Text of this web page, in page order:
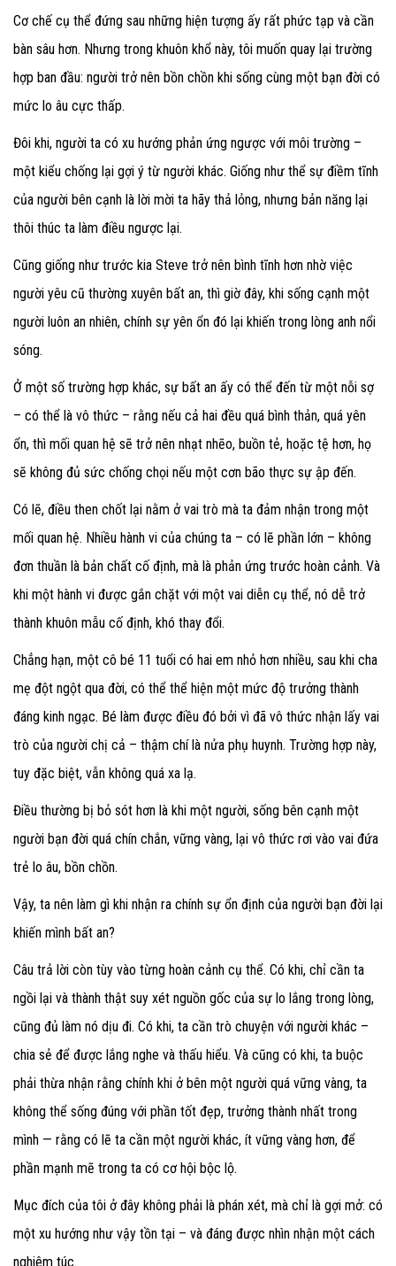
Cơ chế cụ thể đứng sau những hiện tượng ấy rất phức tạp và cần
bàn sâu hơn. Nhưng trong khuôn khổ này, tôi muốn quay lại trường
hợp ban đầu: người trở nên bồn chồn khi sống cùng một bạn đời có
mức lo âu cực thấp.
Đôi khi, người ta có xu hướng phản ứng ngược với môi trường –
một kiểu chống lại gợi ý từ người khác. Giống như thể sự điềm tĩnh
của người bên cạnh là lời mời ta hãy thả lỏng, nhưng bản năng lại
thôi thúc ta làm điều ngược lại.
Cũng giống như trước kia Steve trở nên bình tĩnh hơn nhờ việc
người yêu cũ thường xuyên bất an, thì giờ đây, khi sống cạnh một
người luôn an nhiên, chính sự yên ổn đó lại khiến trong lòng anh nổi
sóng.
Ở một số trường hợp khác, sự bất an ấy có thể đến từ một nỗi sợ
– có thể là vô thức – rằng nếu cả hai đều quá bình thản, quá yên
ổn, thì mối quan hệ sẽ trở nên nhạt nhẽo, buồn tẻ, hoặc tệ hơn, họ
sẽ không đủ sức chống chọi nếu một cơn bão thực sự ập đến.
Có lẽ, điều then chốt lại nằm ở vai trò mà ta đảm nhận trong một
mối quan hệ. Nhiều hành vi của chúng ta – có lẽ phần lớn – không
đơn thuần là bản chất cố định, mà là phản ứng trước hoàn cảnh. Và
khi một hành vi được gắn chặt với một vai diễn cụ thể, nó dễ trở
thành khuôn mẫu cố định, khó thay đổi.
Chẳng hạn, một cô bé 11 tuổi có hai em nhỏ hơn nhiều, sau khi cha
mẹ đột ngột qua đời, có thể thể hiện một mức độ trưởng thành
đáng kinh ngạc. Bé làm được điều đó bởi vì đã vô thức nhận lấy vai
trò của người chị cả – thậm chí là nửa phụ huynh. Trường hợp này,
tuy đặc biệt, vẫn không quá xa lạ.
Điều thường bị bỏ sót hơn là khi một người, sống bên cạnh một
người bạn đời quá chín chắn, vững vàng, lại vô thức rơi vào vai đứa
trẻ lo âu, bồn chồn.
Vậy, ta nên làm gì khi nhận ra chính sự ổn định của người bạn đời lại
khiến mình bất an?
Câu trả lời còn tùy vào từng hoàn cảnh cụ thể. Có khi, chỉ cần ta
ngồi lại và thành thật suy xét nguồn gốc của sự lo lắng trong lòng,
cũng đủ làm nó dịu đi. Có khi, ta cần trò chuyện với người khác –
chia sẻ để được lắng nghe và thấu hiểu. Và cũng có khi, ta buộc
phải thừa nhận rằng chính khi ở bên một người quá vững vàng, ta
không thể sống đúng với phần tốt đẹp, trưởng thành nhất trong
mình — rằng có lẽ ta cần một người khác, ít vững vàng hơn, để
phần mạnh mẽ trong ta có cơ hội bộc lộ.
Mục đích của tôi ở đây không phải là phán xét, mà chỉ là gợi mở: có
một xu hướng như vậy tồn tại – và đáng được nhìn nhận một cách
nghiêm túc.